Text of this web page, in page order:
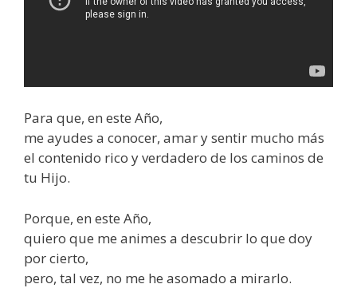
Para que, en este Año,
me ayudes a conocer, amar y sentir mucho más
el contenido rico y verdadero de los caminos de
tu Hijo.
Porque, en este Año,
quiero que me animes a descubrir lo que doy
por cierto,
pero, tal vez, no me he asomado a mirarlo.